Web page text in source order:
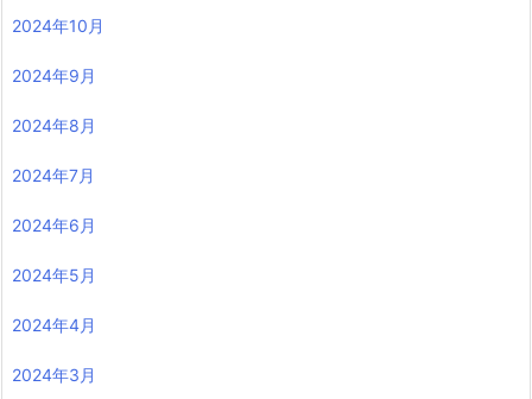
2024年10月
2024年9月
2024年8月
2024年7月
2024年6月
2024年5月
2024年4月
2024年3月